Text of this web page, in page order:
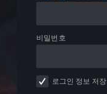
비밀번호
로그인 정보 저장